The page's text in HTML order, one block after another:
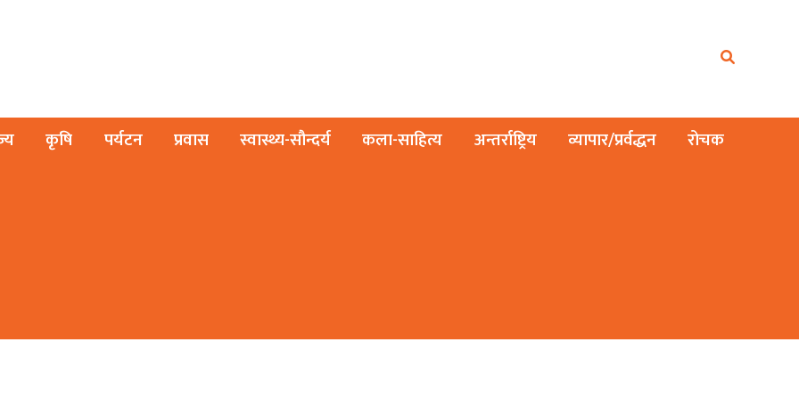
कृषि पर्यटन प्रवास स्वास्थ्य-सौन्दर्य कला-साहित्य अन्तर्राष्ट्रिय व्यापार/प्रर्वद्धन रोचक